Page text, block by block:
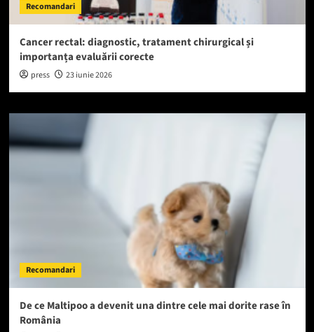
Recomandari
Cancer rectal: diagnostic, tratament chirurgical și
importanța evaluării corecte
press 23 iunie 2026
Recomandari
De ce Maltipoo a devenit una dintre cele mai dorite rase în
România